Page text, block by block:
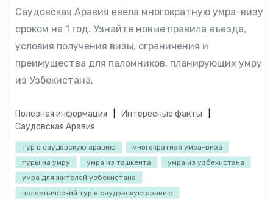
Саудовская Аравия ввела многократную умра-визу
сроком на 1 год. Узнайте новые правила въезда,
условия получения визы, ограничения и
преимущества для паломников, планирующих умру
из Узбекистана.
Полезная информация
Интересные факты
Саудовская Аравия
тур в саудовскую аравию
многократная умра-виза
туры на умру
умра из ташкента
умра из узбекистана
умра для жителей узбекистана
поломнический тур в саудовскую аравию